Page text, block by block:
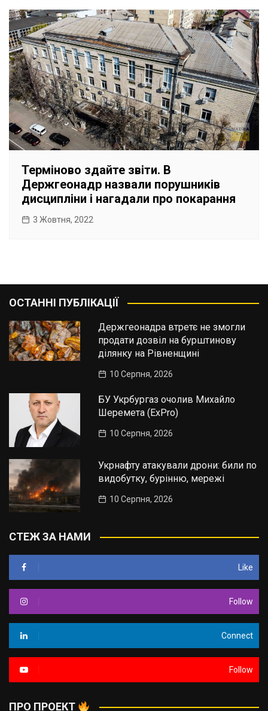
Терміново здайте звіти. В
Держгеонадр назвали порушників
дисципліни і нагадали про покарання
3 Жовтня, 2022
ОСТАННІ ПУБЛІКАЦІЇ
Держгеонадра втретє не змогли
продати дозвіл на бурштинову
ділянку на Рівненщині
10 Серпня, 2026
БУ Укрбургаз очолив Михайло
Шеремета (ExPro)
10 Серпня, 2026
Укрнафту атакували дрони: били по
видобутку, бурінню, мережі
10 Серпня, 2026
СТЕЖ ЗА НАМИ
Like
Follow
Connect
Follow
ПРО ПРОЕКТ